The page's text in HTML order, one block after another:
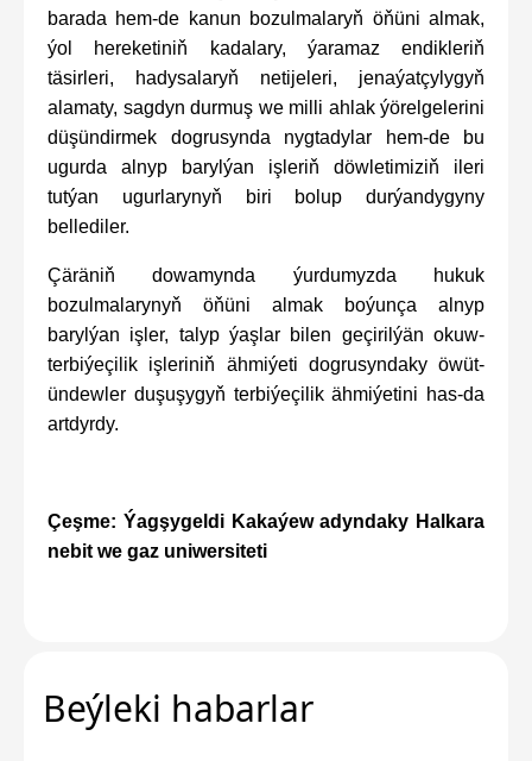
barada hem-de kanun bozulmalaryň öňüni almak,
ýol hereketiniň kadalary, ýaramaz endikleriň
täsirleri, hadysalaryň netijeleri, jenaýatçylygyň
alamaty, sagdyn durmuş we milli ahlak ýörelgelerini
düşündirmek dogrusynda nygtadylar hem-de bu
ugurda alnyp barylýan işleriň döwletimiziň ileri
tutýan ugurlarynyň biri bolup durýandygyny
bellediler.
Çäräniň dowamynda ýurdumyzda hukuk
bozulmalarynyň öňüni almak boýunça alnyp
barylýan işler, talyp ýaşlar bilen geçirilýän okuw-
terbiýeçilik işleriniň ähmiýeti dogrusyndaky öwüt-
ündewler duşuşygyň terbiýeçilik ähmiýetini has-da
artdyrdy.
Çeşme: Ýagşygeldi Kakaýew adyndaky Halkara
nebit we gaz uniwersiteti
Beýleki habarlar